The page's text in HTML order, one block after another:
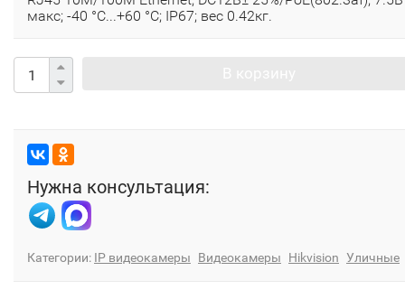
макс; -40 °C...+60 °C; IP67; вес 0.42кг.
Нужна консультация:
Категории: IP видеокамеры Видеокамеры Hikvision Уличные